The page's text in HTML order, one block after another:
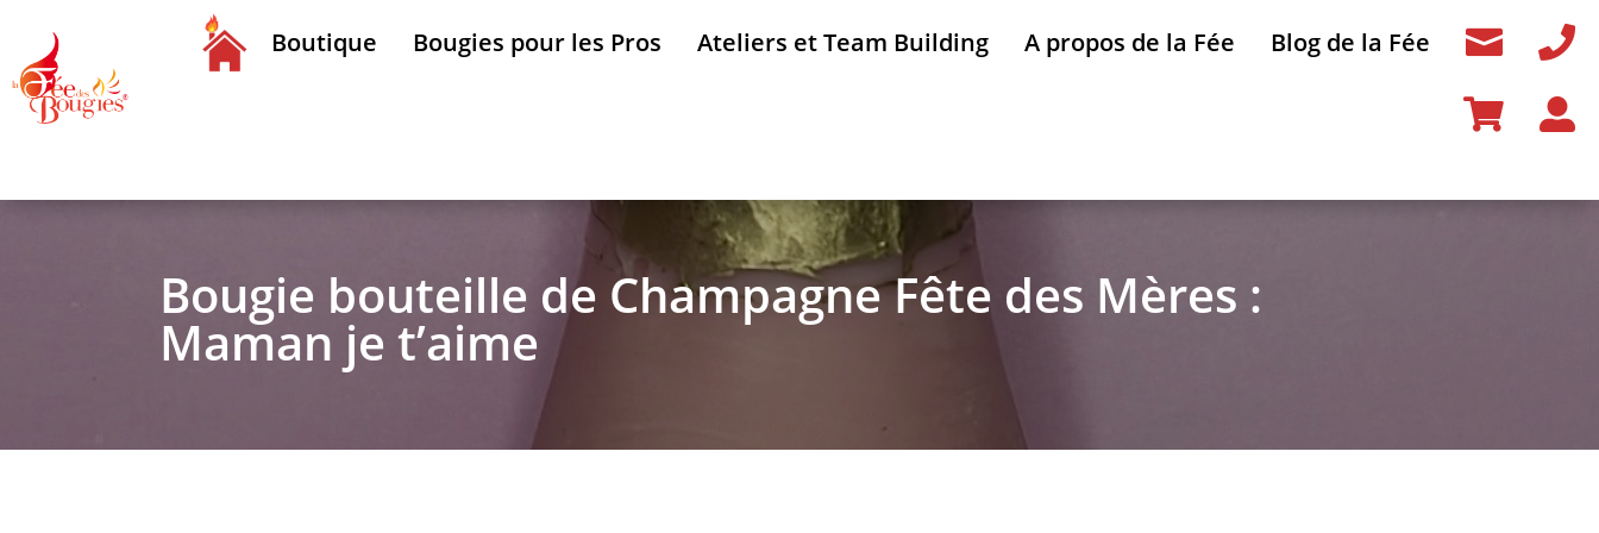
Boutique Bougies pour les Pros Ateliers et Team Building A propos de la Fée Blog de la Fée  
 
Bougie bouteille de Champagne Fête des Mères :
Maman je t’aime